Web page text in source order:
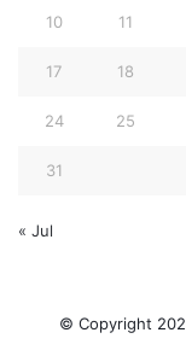
10 11
17 18
24 25
31
« Jul
© Copyright